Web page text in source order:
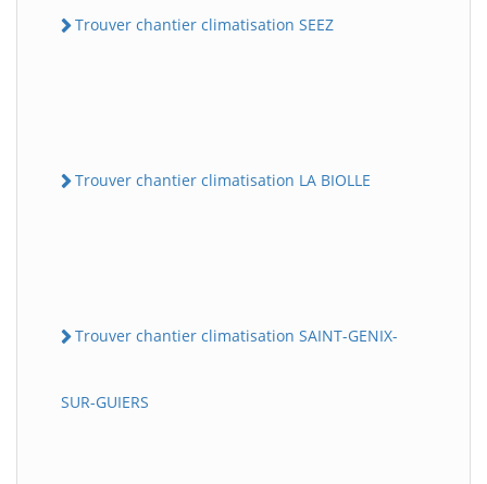
Trouver chantier climatisation SEEZ
Trouver chantier climatisation LA BIOLLE
Trouver chantier climatisation SAINT-GENIX-
SUR-GUIERS